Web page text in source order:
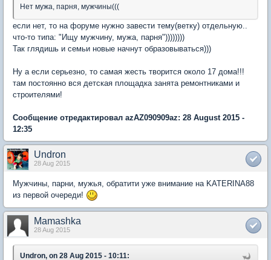
Нет мужа, парня, мужчины(((
если нет, то на форуме нужно завести тему(ветку) отдельную..
что-то типа: "Ищу мужчину, мужа, парня"))))))))
Так глядишь и семьи новые начнут образовываться)))
Ну а если серьезно, то самая жесть творится около 17 дома!!!
там постоянно вся детская площадка занята ремонтниками и
строителями!
Сообщение отредактировал azAZ090909az: 28 August 2015 -
12:35
Undron
28 Aug 2015
Мужчины, парни, мужья, обратити уже внимание на KATERINA88
из первой очереди!
Mamashka
28 Aug 2015
Undron, on 28 Aug 2015 - 10:11: